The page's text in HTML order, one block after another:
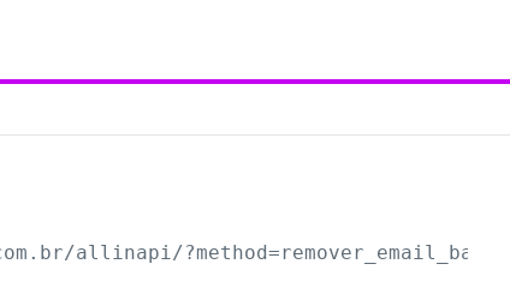
/allinapi/